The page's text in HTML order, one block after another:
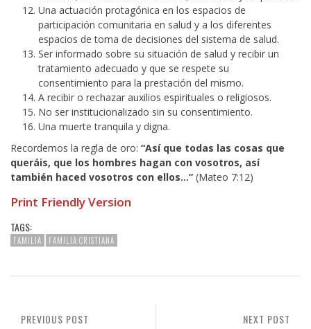
Una actuación protagónica en los espacios de
participación comunitaria en salud y a los diferentes
espacios de toma de decisiones del sistema de salud.
Ser informado sobre su situación de salud y recibir un
tratamiento adecuado y que se respete su
consentimiento para la prestación del mismo.
A recibir o rechazar auxilios espirituales o religiosos.
No ser institucionalizado sin su consentimiento.
Una muerte tranquila y digna.
Recordemos la regla de oro: “Así que todas las cosas que
queráis, que los hombres hagan con vosotros, así
también haced vosotros con ellos…” (Mateo 7:12)
Print Friendly Version
TAGS:
FAMILIA FAMILIA CRISTIANA
NEXT POST
PREVIOUS POST